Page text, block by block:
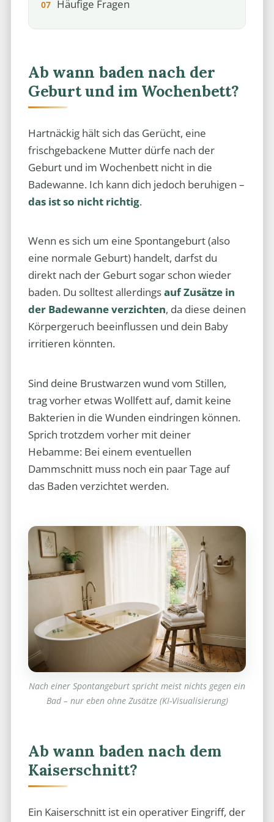
Häufige Fragen
Ab wann baden nach der
Geburt und im Wochenbett?
Hartnäckig hält sich das Gerücht, eine
frischgebackene Mutter dürfe nach der
Geburt und im Wochenbett nicht in die
Badewanne. Ich kann dich jedoch beruhigen –
das ist so nicht richtig.
Wenn es sich um eine Spontangeburt (also
eine normale Geburt) handelt, darfst du
direkt nach der Geburt sogar schon wieder
baden. Du solltest allerdingsauf Zusätze in
der Badewanne verzichten, da diese deinen
Körpergeruch beeinflussen und dein Baby
irritieren könnten.
Sind deine Brustwarzen wund vom Stillen,
trag vorher etwas Wollfett auf, damit keine
Bakterien in die Wunden eindringen können.
Sprich trotzdem vorher mit deiner
Hebamme: Bei einem eventuellen
Dammschnitt muss noch ein paar Tage auf
das Baden verzichtet werden.
Nach einer Spontangeburt spricht meist nichts gegen ein
Bad – nur eben ohne Zusätze (KI-Visualisierung)
Ab wann baden nach dem
Kaiserschnitt?
Ein Kaiserschnitt ist ein operativer Eingriff, der